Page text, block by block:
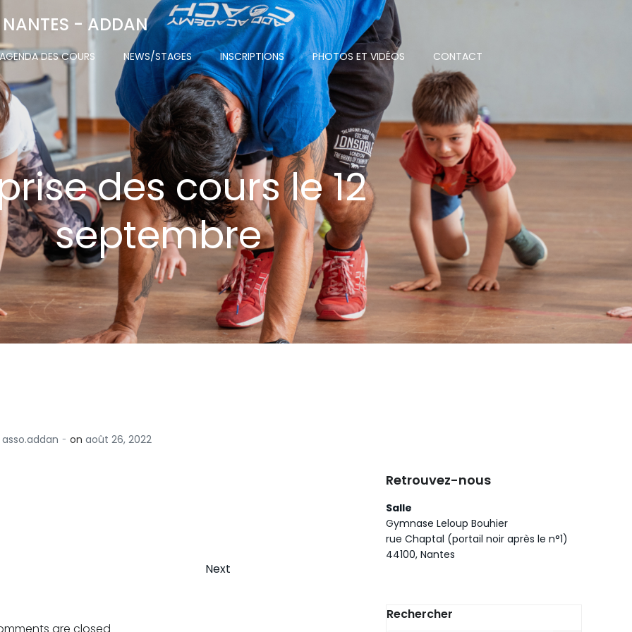
- ADDAN
DES COURS NEWS/STAGES INSCRIPTIONS PHOTOS ET VIDÉOS CONTACT
des cours le 12
septembre
asso.addan - on août 26, 2022
Next
Retrouvez-nous
Salle
Gymnase Leloup Bouhier
rue Chaptal (portail noir après le n°1)
44100, Nantes
Rechercher